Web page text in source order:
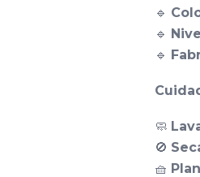
🔹
🔹
🔹
🧼
🚫
🧺